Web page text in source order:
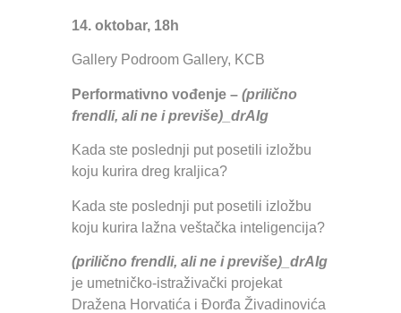
14. oktobar, 18h
Gallery Podroom Gallery, KCB
Performativno vođenje – (prilično
frendli, ali ne i previše)_drAIg
Kada ste poslednji put posetili izložbu
koju kurira dreg kraljica?
Kada ste poslednji put posetili izložbu
koju kurira lažna veštačka inteligencija?
(prilično frendli, ali ne i previše)_drAIg
je umetničko-istraživački projekat
Dražena Horvatića i Đorđa Živadinovića